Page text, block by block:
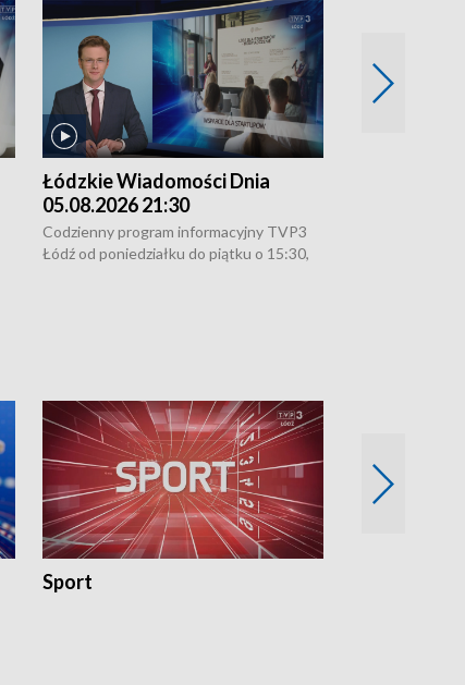
Łódzkie Wiadomości Dnia
05.08.2026 21:30
Codzienny program informacyjny TVP3
Łódź od poniedziałku do piątku o 15:30,
Sport